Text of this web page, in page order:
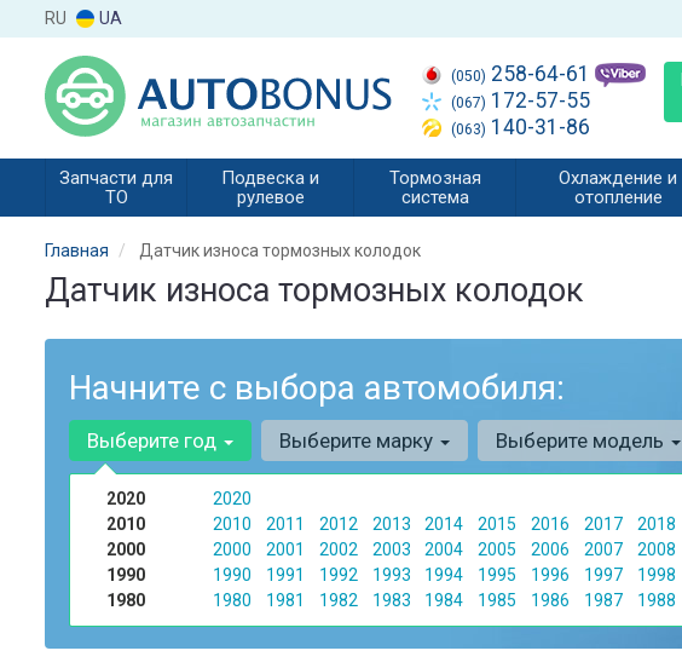
RU UA
(050) 258-64-61
(067) 172-57-55
(063) 140-31-86
Запчасти для
ТО
Подвеска и
рулевое
Тормозная
система
Охлаждение и
отопление
Главная Датчик износа тормозных колодок
Датчик износа тормозных колодок
Начните с выбора автомобиля:
Выберите год
2020
2020
2010
2010 2011 2012 2013 2014 2015 2016 2017 2018
2000
2000 2001 2002 2003 2004 2005 2006 2007 2008
1990
1990 1991 1992 1993 1994 1995 1996 1997 1998
1980
1980 1981 1982 1983 1984 1985 1986 1987 1988
Выберите марку Выберите модель